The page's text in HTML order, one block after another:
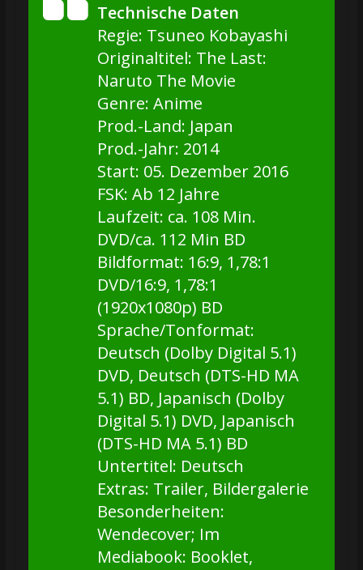
Technische Daten
Regie: Tsuneo Kobayashi
Originaltitel: The Last:
Naruto The Movie
Genre: Anime
Prod.-Land: Japan
Prod.-Jahr: 2014
Start: 05. Dezember 2016
FSK: Ab 12 Jahre
Laufzeit: ca. 108 Min.
DVD/ca. 112 Min BD
Bildformat: 16:9, 1,78:1
DVD/16:9, 1,78:1
(1920x1080p) BD
Sprache/Tonformat:
Deutsch (Dolby Digital 5.1)
DVD, Deutsch (DTS-HD MA
5.1) BD, Japanisch (Dolby
Digital 5.1) DVD, Japanisch
(DTS-HD MA 5.1) BD
Untertitel: Deutsch
Extras: Trailer, Bildergalerie
Besonderheiten:
Wendecover; Im
Mediabook: Booklet,